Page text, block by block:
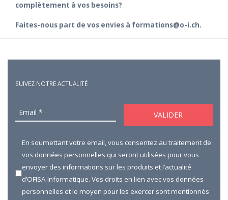
complètement à vos besoins?
Faites-nous part de vos envies à formations@o-i.ch.
SUIVEZ NOTRE ACTUALITÉ
En soumettant votre email, vous consentez au traitement de
vos données personnelles qui seront utilisées pour vous
envoyer des informations sur les produits et l’actualité
d’OFISA Informatique. Vos droits en lien avec vos données
personnelles et le moyen pour les exercer sont mentionnés